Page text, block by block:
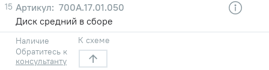
15
700А.17.01.050
Диск средний в сборе
Наличие
Обратитесь к
консультанту
К схеме